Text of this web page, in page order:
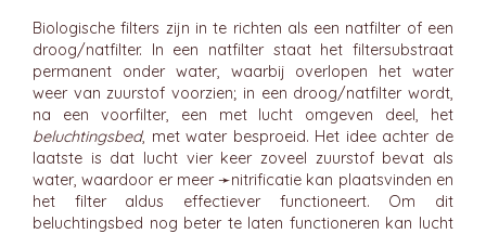
Biologische filters zijn in te richten als een natfilter of een
droog/natfilter. In een natfilter staat het filtersubstraat
permanent onder water, waarbij overlopen het water
weer van zuurstof voorzien; in een droog/natfilter wordt,
na een voorfilter, een met lucht omgeven deel, het
beluchtingsbed, met water besproeid. Het idee achter de
laatste is dat lucht vier keer zoveel zuurstof bevat als
water, waardoor er meer ➛nitrificatie kan plaatsvinden en
het filter aldus effectiever functioneert. Om dit
beluchtingsbed nog beter te laten functioneren kan lucht